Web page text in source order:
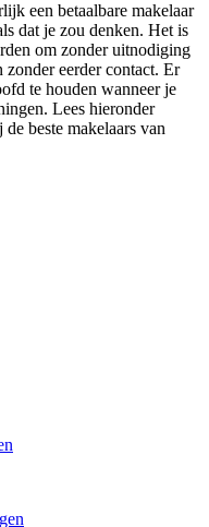
een betaalbare makelaar
dat je zou denken. Het is
om zonder uitnodiging
zonder eerder contact. Er
te houden wanneer je
Lees hieronder
beste makelaars van